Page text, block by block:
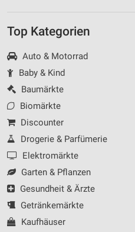
Top Kategorien
Auto & Motorrad
Baby & Kind
Baumärkte
Biomärkte
Discounter
Drogerie & Parfümerie
Elektromärkte
Garten & Pflanzen
Gesundheit & Ärzte
Getränkemärkte
Kaufhäuser